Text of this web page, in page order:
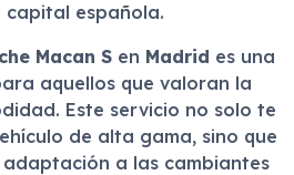
capital española.
Macan S en Madrid es una
aquellos que valoran la
Este servicio no solo te
de alta gama, sino que
a las cambiantes